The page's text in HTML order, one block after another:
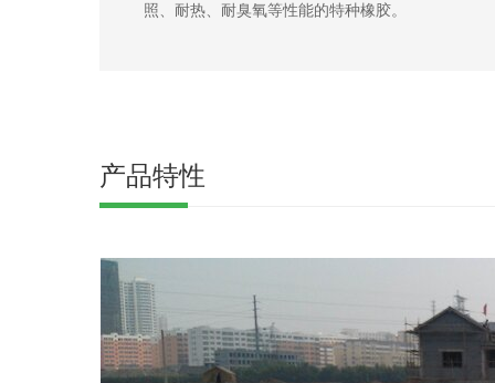
照、耐热、耐臭氧等性能的特种橡胶。
产品特性